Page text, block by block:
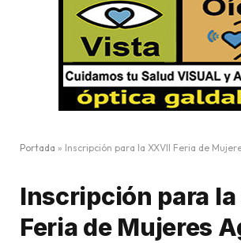
Portada » Inscripción para la XXVII Feria de Mujeres
Inscripción para la
Feria de Mujeres